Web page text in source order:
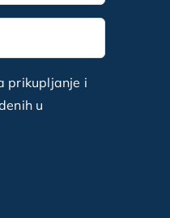
prikupljanje i
u